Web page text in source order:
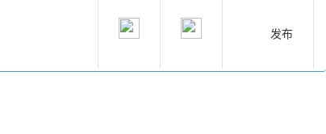
发布